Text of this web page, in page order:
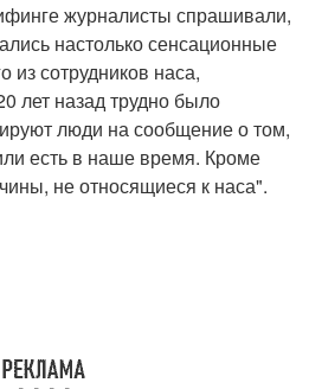
журналисты спрашивали,
настолько сенсационные
из сотрудников наса,
лет назад трудно было
люди на сообщение о том,
есть в наше время. Кроме
не относящиеся к наса".